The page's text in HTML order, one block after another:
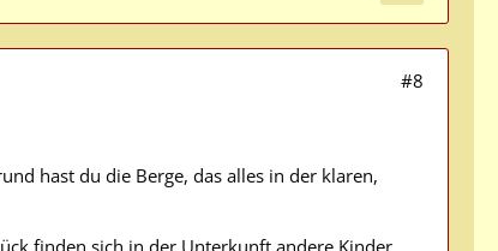
#8
hast du die Berge, das alles in der klaren,